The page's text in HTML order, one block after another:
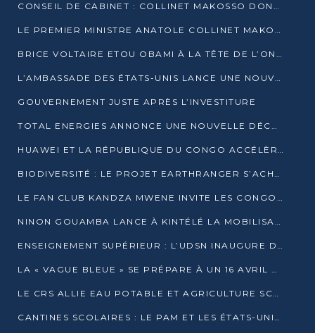
CONSEIL DE CABINET : COLLINET MAKOSSO DONNE SES DERNIÈRES ORIENTATIONS
LE PREMIER MINISTRE ANATOLE COLLINET MAKOSSO DÉMISSIONNE AVEC SON GOUVERNEMENT
BRICE VOLTAIRE ETOU OBAMI À LA TÊTE DE L’ONEC-C POUR TROIS ANS
L’AMBASSADE DES ÉTATS-UNIS LANCE UNE NOUVELLE COHORTE DU PROGRAMME ACCESS MICRO-SCHOLARSHIP
GOUVERNEMENT JUSTE APRÈS L’INVESTITURE
TOTAL ENERGIES ANNONCE UNE NOUVELLE DÉCOUVERTE D’HYDROCARBURES SUR LE PERMIS MOHO AU LARGE DU CONGO
HUAWEI ET LA RÉPUBLIQUE DU CONGO ACCÉLÈRENT LEUR PARTENARIAT
BIODIVERSITÉ : LE PROJET EARTHRANGER S’ACHÈVE, MAIS LES DÉFIS DEMEURENT
LE FAN CLUB KANDZA MWENE INVITE LES CONGOLAIS À UNE FORTE AFFLUENCE AU STADE DE KINTÉLÉ
NINON GOUAMBA LANCE À KINTÉLÉ LA MOBILISATION POUR L’INVESTITURE DR DSN
ENSEIGNEMENT SUPÉRIEUR : L’UDSN INAUGURE DES LABORATOIRES POUR BOOSTER LA FORMATION PRATIQUE
LA « VAGUE BLEUE » SE PRÉPARE À UN 16 AVRIL HISTORIQUE
LE CRS ALLIE EAU POTABLE ET AGRICULTURE SCOLAIRE AU CŒUR DE LA TRANSFORMATION DES ÉCOLES RURALES
CANTINES SCOLAIRES : LE PAM ET LES ÉTATS-UNIS AU CONTACT DES ÉCOLIERS DE KINKALA